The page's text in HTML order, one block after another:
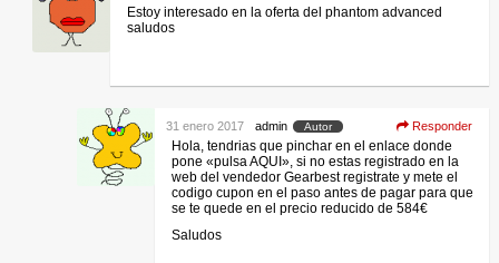
Estoy interesado en la oferta del phantom advanced
saludos
admin Autor
31 enero 2017 Responder
Hola, tendrias que pinchar en el enlace donde
pone «pulsa AQUI», si no estas registrado en la
web del vendedor Gearbest registrate y mete el
codigo cupon en el paso antes de pagar para que
se te quede en el precio reducido de 584€
Saludos